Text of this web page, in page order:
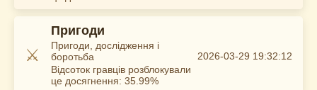
⚔️
Пригоди
Пригоди, дослідження і
боротьба
Відсоток гравців розблокували
це досягнення: 35.99%
2026-03-29 19:32:12